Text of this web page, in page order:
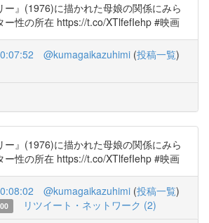
ー』(1976)に描かれた母娘の関係にみら
ー性の所在 https://t.co/XTlfefIehp #映画
@kumagaikazuhimi (投稿一覧)
ー』(1976)に描かれた母娘の関係にみら
ー性の所在 https://t.co/XTlfefIehp #映画
@kumagaikazuhimi (投稿一覧)
リツイート・ネットワーク (2)